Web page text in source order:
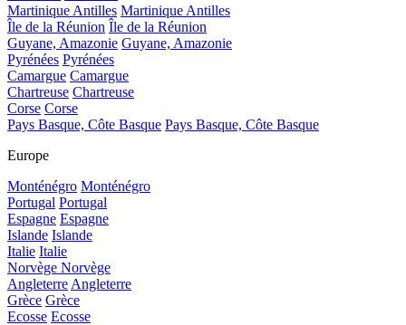
Martinique Antilles Martinique Antilles
Île de la Réunion Île de la Réunion
Guyane, Amazonie Guyane, Amazonie
Pyrénées Pyrénées
Camargue Camargue
Chartreuse Chartreuse
Corse Corse
Pays Basque, Côte Basque Pays Basque, Côte Basque
Europe
Monténégro Monténégro
Portugal Portugal
Espagne Espagne
Islande Islande
Italie Italie
Norvège Norvège
Angleterre Angleterre
Grèce Grèce
Ecosse Ecosse